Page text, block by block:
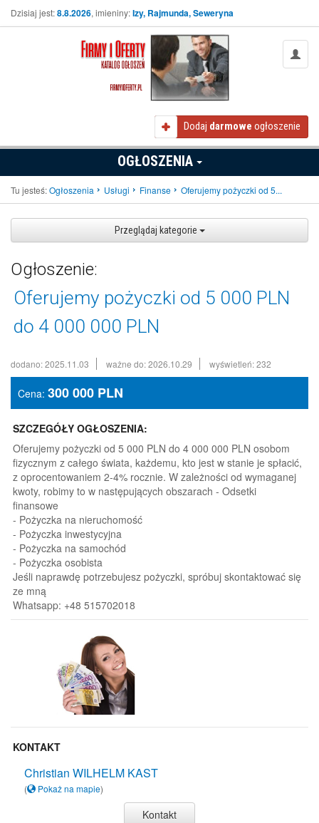
Dzisiaj jest:8.8.2026, imieniny:Izy, Rajmunda, Seweryna
Dodaj darmowe ogłoszenie
OGŁOSZENIA
Tu jesteś:Ogłoszenia Usługi Finanse Oferujemy pożyczki od 5...
Przeglądaj kategorie
Ogłoszenie:
Oferujemy pożyczki od 5 000 PLN
do 4 000 000 PLN
dodano: 2025.11.03 ważne do: 2026.10.29 wyświetleń: 232
Cena: 300 000 PLN
SZCZEGÓŁY OGŁOSZENIA:
Oferujemy pożyczki od 5 000 PLN do 4 000 000 PLN osobom
fizycznym z całego świata, każdemu, kto jest w stanie je spłacić,
z oprocentowaniem 2-4% rocznie. W zależności od wymaganej
kwoty, robimy to w następujących obszarach - Odsetki
finansowe
- Pożyczka na nieruchomość
- Pożyczka inwestycyjna
- Pożyczka na samochód
- Pożyczka osobista
Jeśli naprawdę potrzebujesz pożyczki, spróbuj skontaktować się
ze mną
Whatsapp: +48 515702018
KONTAKT
Christian WILHELM KAST
( Pokaż na mapie)
Kontakt